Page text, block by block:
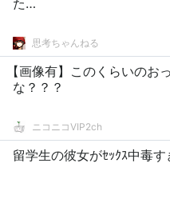
た…
思考ちゃんねる
【画像有】このくらいのお
な？？？
ニコニコVIP2ch
留学生の彼女がｾｯｸｽ中毒す